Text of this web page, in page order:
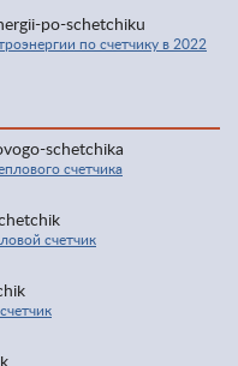
по счетчику в 2022
счетчика
счетчик